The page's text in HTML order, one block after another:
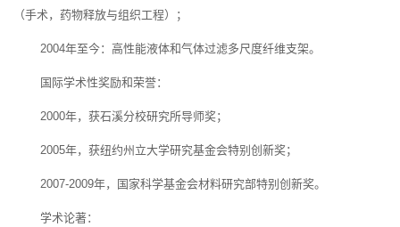
（手术，药物释放与组织工程）；
2004年至今：高性能液体和气体过滤多尺度纤维支架。
国际学术性奖励和荣誉：
2000年，获石溪分校研究所导师奖；
2005年，获纽约州立大学研究基金会特别创新奖；
2007-2009年，国家科学基金会材料研究部特别创新奖。
学术论著：